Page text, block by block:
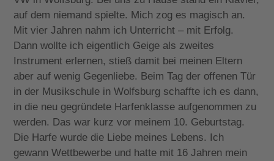
auf dem niemand spielte. Mich zog es magisch an.
Mit vier Jahren nahm ich Unterricht – mit Erfolg.
Dann wollte ich eigentlich Geige als zweites
Instrument erlernen, stieß damit bei meinen Eltern
aber auf wenig Gegenliebe. Beim Tag der offenen Tür
in der Musikschule in Wolfsburg schaffte ich es dann,
in die neu gegründete Harfenklasse aufgenommen zu
werden. Das war kurz vor meinem 10. Geburtstag.
Die Harfe wurde die Liebe meines Lebens. Ich
gewann Wettbewerbe und hatte mit 16 Jahren mein